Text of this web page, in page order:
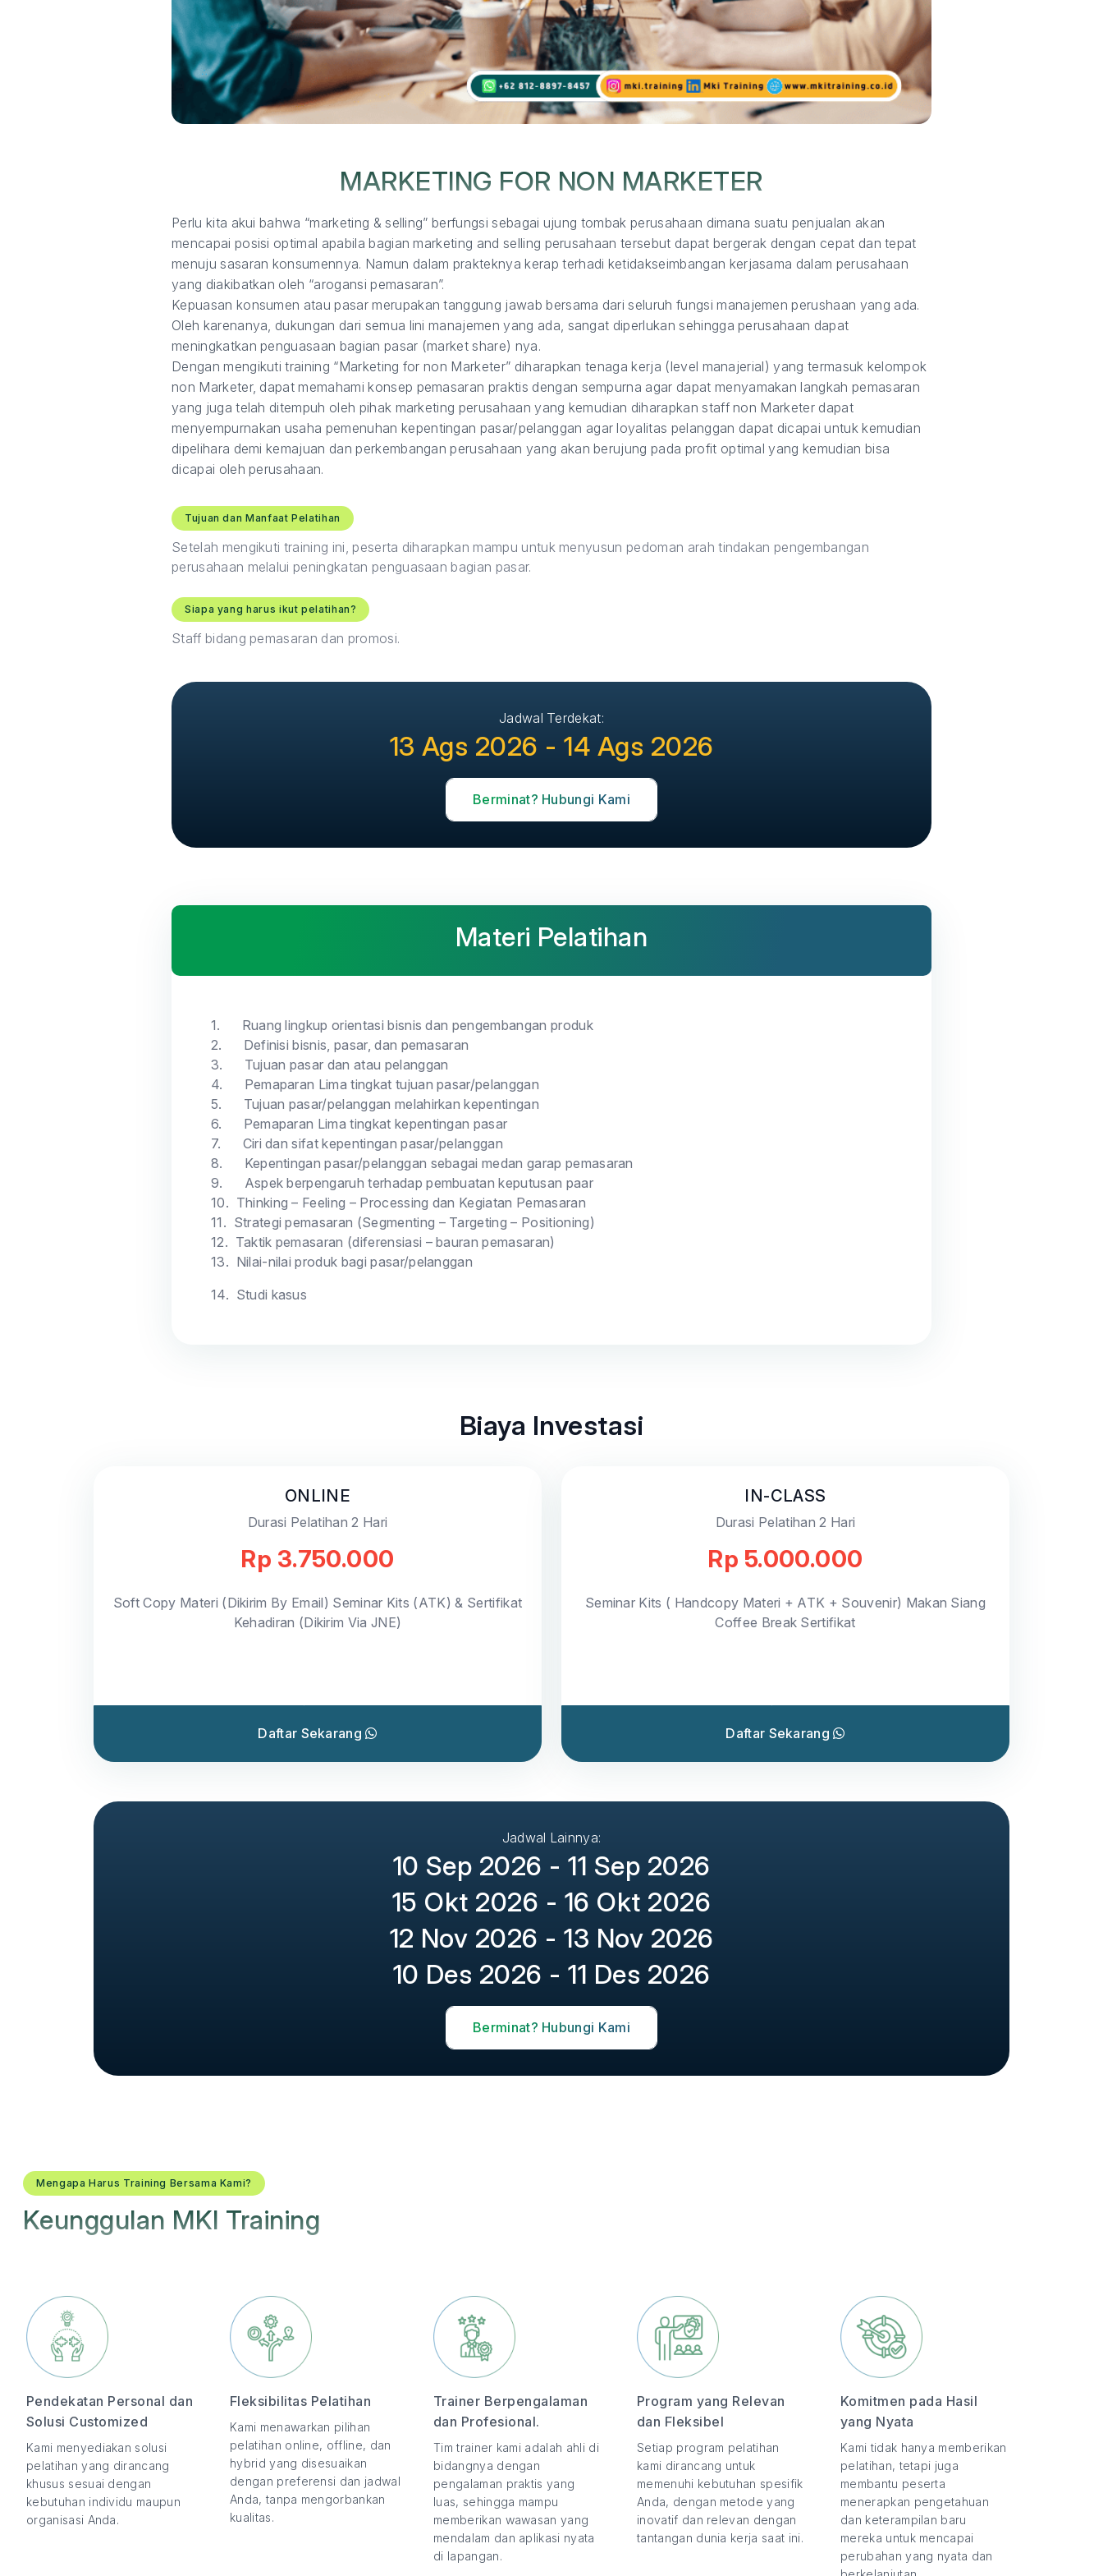
MARKETING FOR NON MARKETER
Perlu kita akui bahwa “marketing & selling” berfungsi sebagai ujung tombak perusahaan dimana suatu penjualan akan
mencapai posisi optimal apabila bagian marketing and selling perusahaan tersebut dapat bergerak dengan cepat dan tepat
menuju sasaran konsumennya. Namun dalam prakteknya kerap terhadi ketidakseimbangan kerjasama dalam perusahaan
yang diakibatkan oleh “arogansi pemasaran”.
Kepuasan konsumen atau pasar merupakan tanggung jawab bersama dari seluruh fungsi manajemen perushaan yang ada.
Oleh karenanya, dukungan dari semua lini manajemen yang ada, sangat diperlukan sehingga perusahaan dapat
meningkatkan penguasaan bagian pasar (market share) nya.
Dengan mengikuti training “Marketing for non Marketer” diharapkan tenaga kerja (level manajerial) yang termasuk kelompok
non Marketer, dapat memahami konsep pemasaran praktis dengan sempurna agar dapat menyamakan langkah pemasaran
yang juga telah ditempuh oleh pihak marketing perusahaan yang kemudian diharapkan staff non Marketer dapat
menyempurnakan usaha pemenuhan kepentingan pasar/pelanggan agar loyalitas pelanggan dapat dicapai untuk kemudian
dipelihara demi kemajuan dan perkembangan perusahaan yang akan berujung pada profit optimal yang kemudian bisa
dicapai oleh perusahaan.
Tujuan dan Manfaat Pelatihan
Setelah mengikuti training ini, peserta diharapkan mampu untuk menyusun pedoman arah tindakan pengembangan
perusahaan melalui peningkatan penguasaan bagian pasar.
Siapa yang harus ikut pelatihan?
Staff bidang pemasaran dan promosi.
Jadwal Terdekat:
13 Ags 2026 - 14 Ags 2026
Berminat? Hubungi Kami
Materi Pelatihan
1.
Ruang lingkup orientasi bisnis dan pengembangan produk
2.
Definisi bisnis, pasar, dan pemasaran
3.
Tujuan pasar dan atau pelanggan
4.
Pemaparan Lima tingkat tujuan pasar/pelanggan
5.
Tujuan pasar/pelanggan melahirkan kepentingan
6.
Pemaparan Lima tingkat kepentingan pasar
7.
Ciri dan sifat kepentingan pasar/pelanggan
8.
Kepentingan pasar/pelanggan sebagai medan garap pemasaran
9.
Aspek berpengaruh terhadap pembuatan keputusan paar
10. Thinking – Feeling – Processing dan Kegiatan Pemasaran
11. Strategi pemasaran (Segmenting – Targeting – Positioning)
12. Taktik pemasaran (diferensiasi – bauran pemasaran)
13. Nilai-nilai produk bagi pasar/pelanggan
14. Studi kasus
Biaya Investasi
ONLINE
Durasi Pelatihan 2 Hari
Rp 3.750.000
Soft Copy Materi (Dikirim By Email) Seminar Kits (ATK) & Sertifikat
Kehadiran (Dikirim Via JNE)
Daftar Sekarang
IN-CLASS
Durasi Pelatihan 2 Hari
Rp 5.000.000
Seminar Kits ( Handcopy Materi + ATK + Souvenir) Makan Siang
Coffee Break Sertifikat
Daftar Sekarang
Jadwal Lainnya:
10 Sep 2026 - 11 Sep 2026
15 Okt 2026 - 16 Okt 2026
12 Nov 2026 - 13 Nov 2026
10 Des 2026 - 11 Des 2026
Berminat? Hubungi Kami
Mengapa Harus Training Bersama Kami?
Keunggulan MKI Training
Pendekatan Personal dan
Solusi Customized
Kami menyediakan solusi
pelatihan yang dirancang
khusus sesuai dengan
kebutuhan individu maupun
organisasi Anda.
Fleksibilitas Pelatihan
Kami menawarkan pilihan
pelatihan online, offline, dan
hybrid yang disesuaikan
dengan preferensi dan jadwal
Anda, tanpa mengorbankan
kualitas.
Trainer Berpengalaman
dan Profesional.
Tim trainer kami adalah ahli di
bidangnya dengan
pengalaman praktis yang
luas, sehingga mampu
memberikan wawasan yang
mendalam dan aplikasi nyata
di lapangan.
Program yang Relevan
dan Fleksibel
Setiap program pelatihan
kami dirancang untuk
memenuhi kebutuhan spesifik
Anda, dengan metode yang
inovatif dan relevan dengan
tantangan dunia kerja saat ini.
Komitmen pada Hasil
yang Nyata
Kami tidak hanya memberikan
pelatihan, tetapi juga
membantu peserta
menerapkan pengetahuan
dan keterampilan baru
mereka untuk mencapai
perubahan yang nyata dan